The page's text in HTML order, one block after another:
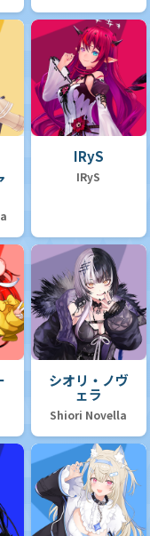
IRyS
IRyS
シオリ・ノヴ
ェラ
Shiori Novella